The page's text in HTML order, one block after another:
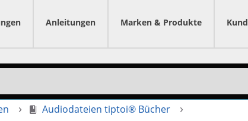
Anleitungen Marken & Produkte
Audiodateien tiptoi® Bücher